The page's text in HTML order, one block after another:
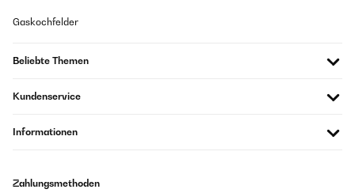
Gaskochfelder
Beliebte Themen
Kundenservice
Informationen
Zahlungsmethoden